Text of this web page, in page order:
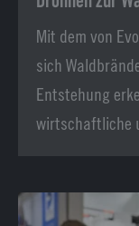
Mit dem von
sich
Entstehung